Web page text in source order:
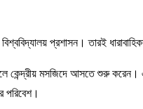
প্রশাসন। তারই
কেন্দ্রীয় মসজিদে আসতে শুরু
পরিবেশ।